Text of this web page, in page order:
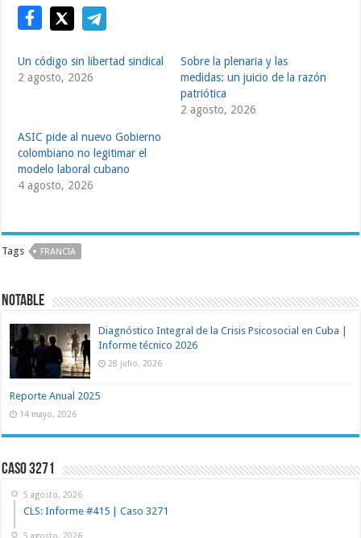
Un código sin libertad sindical
2 agosto, 2026
Sobre la plenaria y las
medidas: un juicio de la razón
patriótica
2 agosto, 2026
ASIC pide al nuevo Gobierno
colombiano no legitimar el
modelo laboral cubano
4 agosto, 2026
Tags FRANCIA
NOTABLE
Diagnóstico Integral de la Crisis Psicosocial en Cuba |
Informe técnico 2026
28 julio, 2026
Reporte Anual 2025
14 mayo, 2026
Caso 3271
5 agosto, 2026
CLS: Informe #415 | Caso 3271
5 agosto, 2026